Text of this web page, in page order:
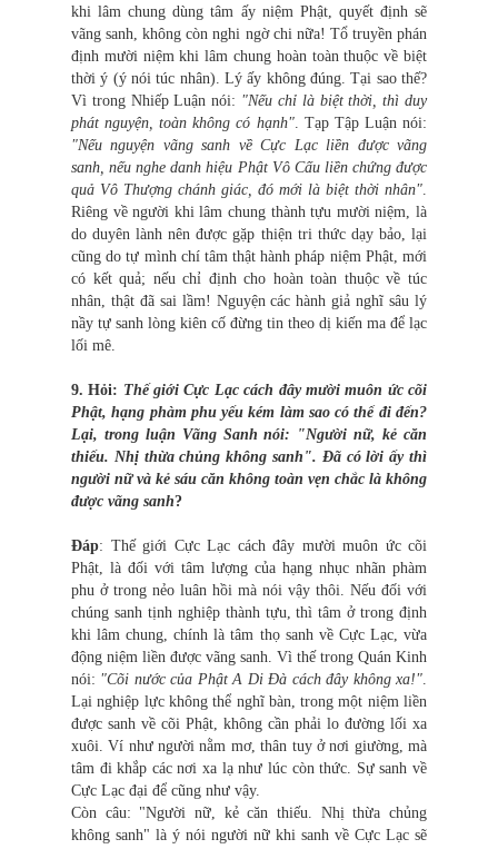
khi lâm chung dùng tâm ấy niệm Phật, quyết định sẽ
vãng sanh, không còn nghi ngờ chi nữa! Tổ truyền phán
định mười niệm khi lâm chung hoàn toàn thuộc về biệt
thời ý (ý nói túc nhân). Lý ấy không đúng. Tại sao thế?
Vì trong Nhiếp Luận nói: "Nếu chỉ là biệt thời, thì duy
phát nguyện, toàn không có hạnh". Tạp Tập Luận nói:
"Nếu nguyện vãng sanh về Cực Lạc liền được vãng
sanh, nếu nghe danh hiệu Phật Vô Cấu liền chứng được
quả Vô Thượng chánh giác, đó mới là biệt thời nhân".
Riêng về người khi lâm chung thành tựu mười niệm, là
do duyên lành nên được gặp thiện tri thức dạy bảo, lại
cũng do tự mình chí tâm thật hành pháp niệm Phật, mới
có kết quả; nếu chỉ định cho hoàn toàn thuộc về túc
nhân, thật đã sai lầm! Nguyện các hành giả nghĩ sâu lý
nầy tự sanh lòng kiên cố đừng tin theo dị kiến ma để lạc
lối mê.
9. Hỏi: Thế giới Cực Lạc cách đây mười muôn ức cõi
Phật, hạng phàm phu yếu kém làm sao có thể đi đến?
Lại, trong luận Vãng Sanh nói: "Người nữ, kẻ căn
thiếu. Nhị thừa chủng không sanh". Đã có lời ấy thì
người nữ và kẻ sáu căn không toàn vẹn chắc là không
được vãng sanh?
Đáp: Thế giới Cực Lạc cách đây mười muôn ức cõi
Phật, là đối với tâm lượng của hạng nhục nhãn phàm
phu ở trong nẻo luân hồi mà nói vậy thôi. Nếu đối với
chúng sanh tịnh nghiệp thành tựu, thì tâm ở trong định
khi lâm chung, chính là tâm thọ sanh về Cực Lạc, vừa
động niệm liền được vãng sanh. Vì thế trong Quán Kinh
nói: "Cõi nước của Phật A Di Đà cách đây không xa!".
Lại nghiệp lực không thể nghĩ bàn, trong một niệm liền
được sanh về cõi Phật, không cần phải lo đường lối xa
xuôi. Ví như người nằm mơ, thân tuy ở nơi giường, mà
tâm đi khắp các nơi xa lạ như lúc còn thức. Sự sanh về
Cực Lạc đại để cũng như vậy.
Còn câu: "Người nữ, kẻ căn thiếu. Nhị thừa chủng
không sanh" là ý nói người nữ khi sanh về Cực Lạc sẽ